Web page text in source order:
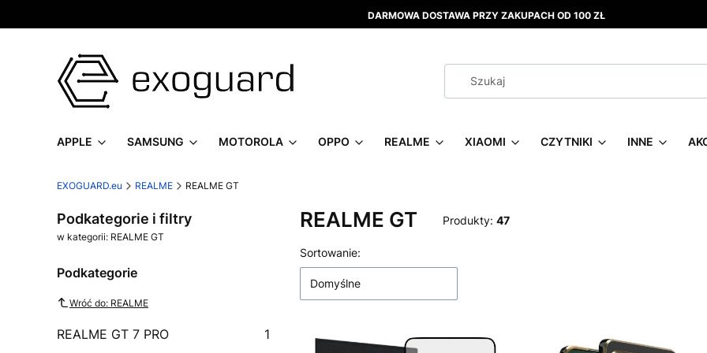
DARMOWA DOSTAWA PRZY ZAKUPACH OD 100 ZŁ
APPLE SAMSUNG MOTOROLA OPPO REALME XIAOMI CZYTNIKI INNE
EXOGUARD.eu REALME REALME GT
Podkategorie i filtry
w kategorii: REALME GT
Podkategorie
Wróć do: REALME
REALME GT 7 PRO
1
REALME GT Produkty: 47
Lista produktów
Sortowanie:
Domyślne